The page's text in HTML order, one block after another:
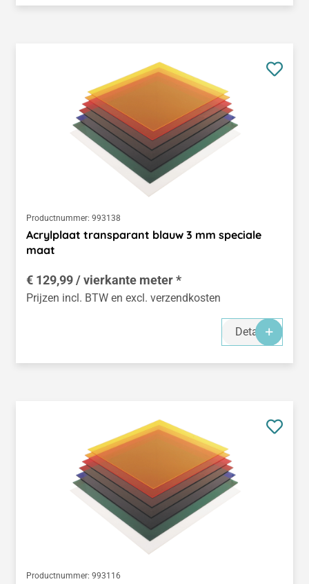
Productnummer: 993138
Acrylplaat transparant blauw 3 mm speciale
maat
€ 129,99 / vierkante meter *
Prijzen incl. BTW en excl. verzendkosten
Details
Productnummer: 993116